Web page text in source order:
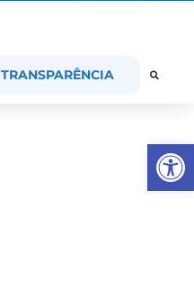
TRANSPARÊNCIA